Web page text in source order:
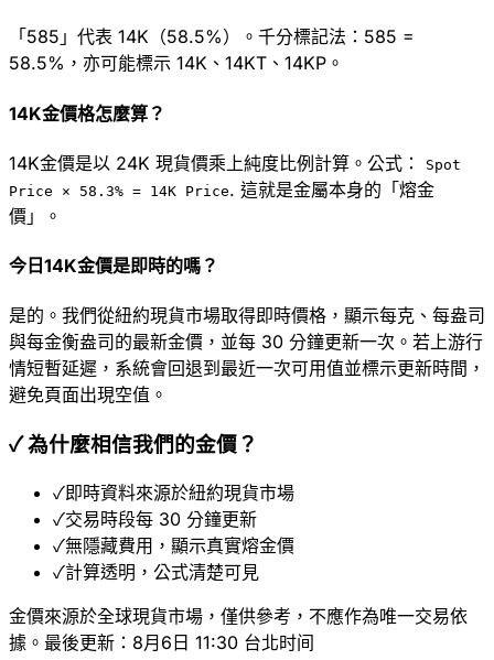
「585」代表 14K（58.5%）。千分標記法：585 =
58.5%，亦可能標示 14K、14KT、14KP。
14K金價格怎麼算？
14K金價是以 24K 現貨價乘上純度比例計算。公式：
Spot
Price × 58.3% = 14K Price. 這就是金屬本身的「熔金
價」。
今日14K金價是即時的嗎？
是的。我們從紐約現貨市場取得即時價格，顯示每克、每盎司
與每金衡盎司的最新金價，並每 30 分鐘更新一次。若上游行
情短暫延遲，系統會回退到最近一次可用值並標示更新時間，
避免頁面出現空值。
✓為什麼相信我們的金價？
✓即時資料來源於紐約現貨市場
✓交易時段每 30 分鐘更新
✓無隱藏費用，顯示真實熔金價
✓計算透明，公式清楚可見
金價來源於全球現貨市場，僅供參考，不應作為唯一交易依
據。最後更新：8月6日 11:30 台北时间